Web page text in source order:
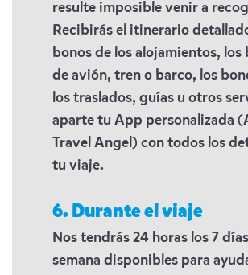
resulte imposible venir a
Recibirás el itinerario
bonos de los alojamientos, los
de avión, tren o barco, los
los traslados, guías u otros
aparte tu App personalizada
Travel Angel) con todos los
tu viaje.
6. Durante el viaje
Nos tendrás 24 horas los 7
semana disponibles para